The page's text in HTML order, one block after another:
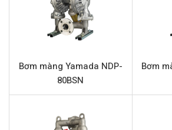
sinh nhiệt.
Dễ dàng điều chỉnh lưu lượng
lực khí nén cấp vào, mang lại sự
Thiết kế tự mồi, giúp bơm hoạt
cả khi không có chất lỏng ban đầu.
giảm thiểu rủi ro và chi phí sửa
Bơm màng Yamada NDP-
80BSN
Bơm